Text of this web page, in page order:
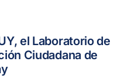
el Laboratorio de
Ciudadana de